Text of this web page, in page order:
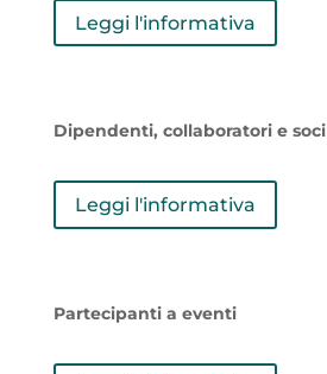
Leggi l'informativa
Dipendenti, collaboratori e soci
Leggi l'informativa
Partecipanti a eventi